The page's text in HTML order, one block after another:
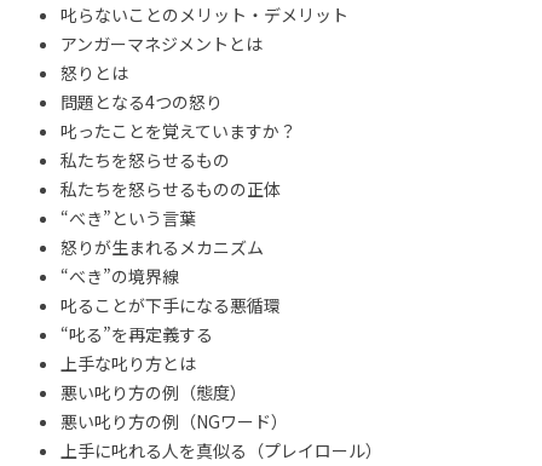
叱らないことのメリット・デメリット
アンガーマネジメントとは
怒りとは
問題となる4つの怒り
叱ったことを覚えていますか？
私たちを怒らせるもの
私たちを怒らせるものの正体
“べき”という言葉
怒りが生まれるメカニズム
“べき”の境界線
叱ることが下手になる悪循環
“叱る”を再定義する
上手な叱り方とは
悪い叱り方の例（態度）
悪い叱り方の例（NGワード）
上手に叱れる人を真似る（プレイロール）